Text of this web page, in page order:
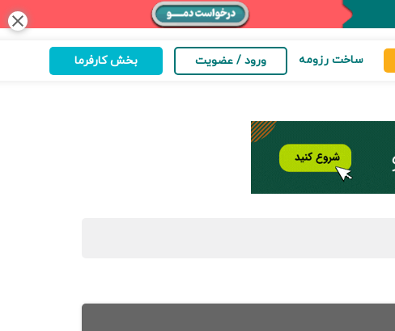
close
ساخت رزومه ورود / عضویت بخش کارفرما